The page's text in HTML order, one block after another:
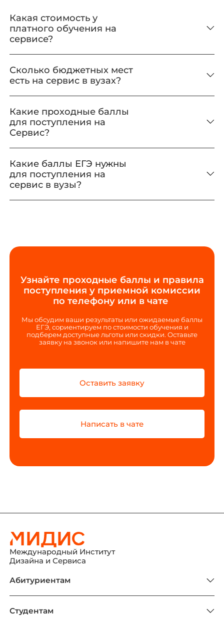
Какая стоимость у
платного обучения на
сервисе?
Сколько бюджетных мест
есть на сервис в вузах?
Какие проходные баллы
для поступления на
Сервис?
Какие баллы ЕГЭ нужны
для поступления на
сервис в вузы?
Узнайте проходные баллы и правила
поступления у приемной комиссии
по телефону или в чате
Мы обсудим ваши результаты или ожидаемые баллы
ЕГЭ, сориентируем по стоимости обучения и
подберем доступные льготы или скидки. Оставьте
заявку на звонок или напишите нам в чате
Оставить заявку
Написать в чате
Международный Институт
Дизайна и Сервиса
Абитуриентам
Студентам